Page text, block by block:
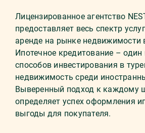
Лицензированное агентство
предоставляет весь спектр
аренде на рынке недвижимости
Ипотечное кредитование –
способов инвестирования в
недвижимость среди
Выверенный подход к каждому
определяет успех оформления
выгоды для покупателя.